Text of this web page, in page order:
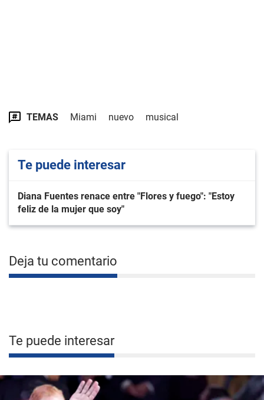
TEMAS Miami nuevo musical
Te puede interesar
Diana Fuentes renace entre "Flores y fuego": "Estoy
feliz de la mujer que soy"
Deja tu comentario
Te puede interesar